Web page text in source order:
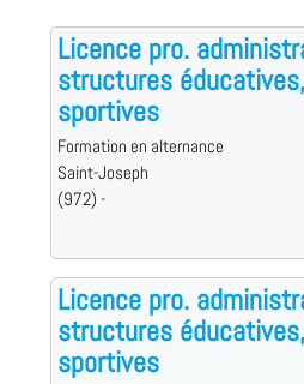
Licence pro.
structures
sportives
Formation en alternance
Saint-Joseph
(972) -
Licence pro.
structures
sportives